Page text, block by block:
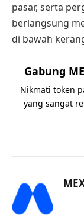
pasar, serta
berlangsung
di bawah
Gabung
Nikmati token
yang sangat